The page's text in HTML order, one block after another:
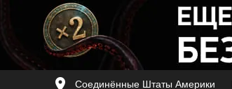
Соединённые Штаты Америки